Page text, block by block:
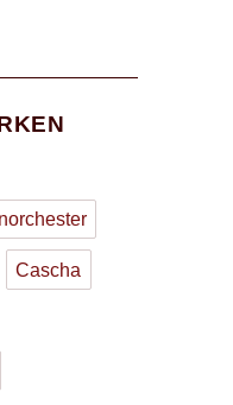
Cascha